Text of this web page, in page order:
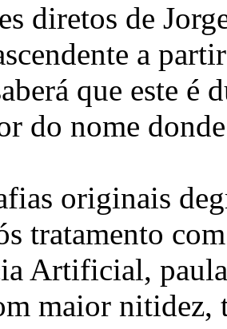
diretos de
a
que este é
do nome
originais
tratamento
Artificial,
maior nitidez,